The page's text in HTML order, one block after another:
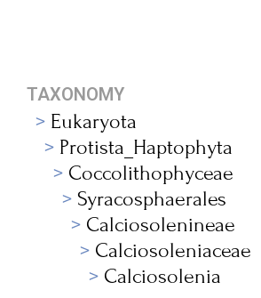
TAXONOMY
Eukaryota
Protista_Haptophyta
Coccolithophyceae
Syracosphaerales
Calciosolenineae
Calciosoleniaceae
Calciosolenia